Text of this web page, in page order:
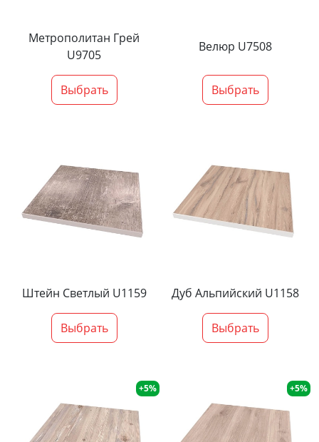
Метрополитан Грей
U9705
Выбрать
Велюр U7508
Выбрать
Штейн Светлый U1159
Выбрать
Дуб Альпийский U1158
Выбрать
+5% +5%